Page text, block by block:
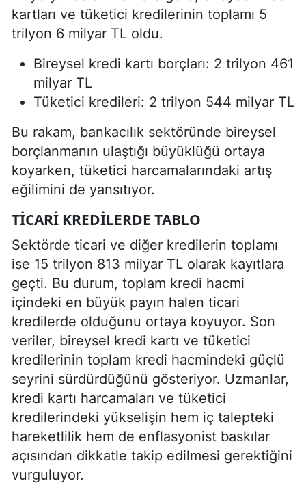
kartları ve tüketici kredilerinin toplamı 5
trilyon 6 milyar TL oldu.
Bireysel kredi kartı borçları: 2 trilyon 461
milyar TL
Tüketici kredileri: 2 trilyon 544 milyar TL
Bu rakam, bankacılık sektöründe bireysel
borçlanmanın ulaştığı büyüklüğü ortaya
koyarken, tüketici harcamalarındaki artış
eğilimini de yansıtıyor.
TICARI KREDILERDE TABLO
Sektörde ticari ve diğer kredilerin toplamı
ise 15 trilyon 813 milyar TL olarak kayıtlara
geçti. Bu durum, toplam kredi hacmi
içindeki en büyük payın halen ticari
kredilerde olduğunu ortaya koyuyor. Son
veriler, bireysel kredi kartı ve tüketici
kredilerinin toplam kredi hacmindeki güçlü
seyrini sürdürdüğünü gösteriyor. Uzmanlar,
kredi kartı harcamaları ve tüketici
kredilerindeki yükselişin hem iç talepteki
hareketlilik hem de enflasyonist baskılar
açısından dikkatle takip edilmesi gerektiğini
vurguluyor.